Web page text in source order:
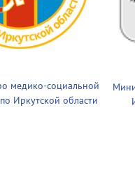
медико-социальной
Иркутской области